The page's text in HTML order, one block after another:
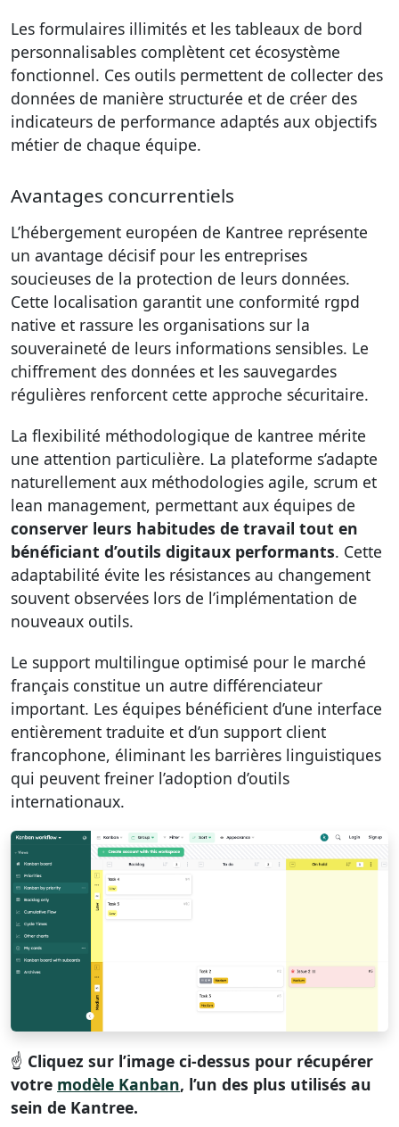
Les formulaires illimités et les tableaux de bord
personnalisables complètent cet écosystème
fonctionnel. Ces outils permettent de collecter des
données de manière structurée et de créer des
indicateurs de performance adaptés aux objectifs
métier de chaque équipe.
Avantages concurrentiels
L’hébergement européen de Kantree représente
un avantage décisif pour les entreprises
soucieuses de la protection de leurs données.
Cette localisation garantit une conformité rgpd
native et rassure les organisations sur la
souveraineté de leurs informations sensibles. Le
chiffrement des données et les sauvegardes
régulières renforcent cette approche sécuritaire.
La flexibilité méthodologique de kantree mérite
une attention particulière. La plateforme s’adapte
naturellement aux méthodologies agile, scrum et
lean management, permettant aux équipes de
conserver leurs habitudes de travail tout en
bénéficiant d’outils digitaux performants. Cette
adaptabilité évite les résistances au changement
souvent observées lors de l’implémentation de
nouveaux outils.
Le support multilingue optimisé pour le marché
français constitue un autre différenciateur
important. Les équipes bénéficient d’une interface
entièrement traduite et d’un support client
francophone, éliminant les barrières linguistiques
qui peuvent freiner l’adoption d’outils
internationaux.
☝️ Cliquez sur l’image ci-dessus pour récupérer
votre modèle Kanban, l’un des plus utilisés au
sein de Kantree.